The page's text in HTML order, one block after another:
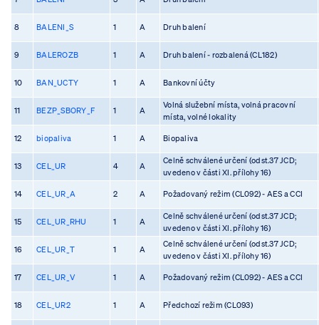
8 BALENI_S 1 A Druh balení
9 BALEROZB 1 A Druh balení - rozbalená (CL182)
10 BAN_UCTY 1 A Bankovní účty
11 BEZP_SBORY_F 1 A
Volná služební místa, volná pracovní
místa, volné lokality
12 biopaliva 1 A Biopaliva
13 CEL_UR 4 A
Celně schválené určení (odst.37 JCD;
uvedeno v části XI. přílohy 16)
14 CEL_UR_A 2 A Požadovaný režim (CL092) - AES a CCI
15 CEL_UR_RHU 1 A
Celně schválené určení (odst.37 JCD;
uvedeno v části XI. přílohy 16)
16 CEL_UR_T 1 A
Celně schválené určení (odst.37 JCD;
uvedeno v části XI. přílohy 16)
17 CEL_UR_V 1 A Požadovaný režim (CL092) - AES a CCI
18 CEL_UR2 1 A Předchozí režim (CL093)